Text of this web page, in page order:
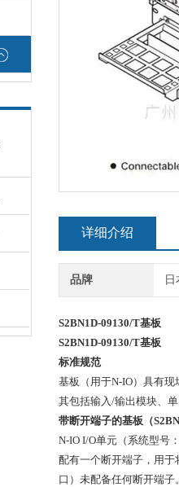
详细介绍
品牌
S2BN1D-09130/T基板
S2BN1D-09130/T基板
标准规范
基板（用于N-IO）具有
其包括输入/输出模块、
带断开端子的基板（
N-IO I/O单元（系统型号
配有一个断开端子，用
口）未配备任何断开端子